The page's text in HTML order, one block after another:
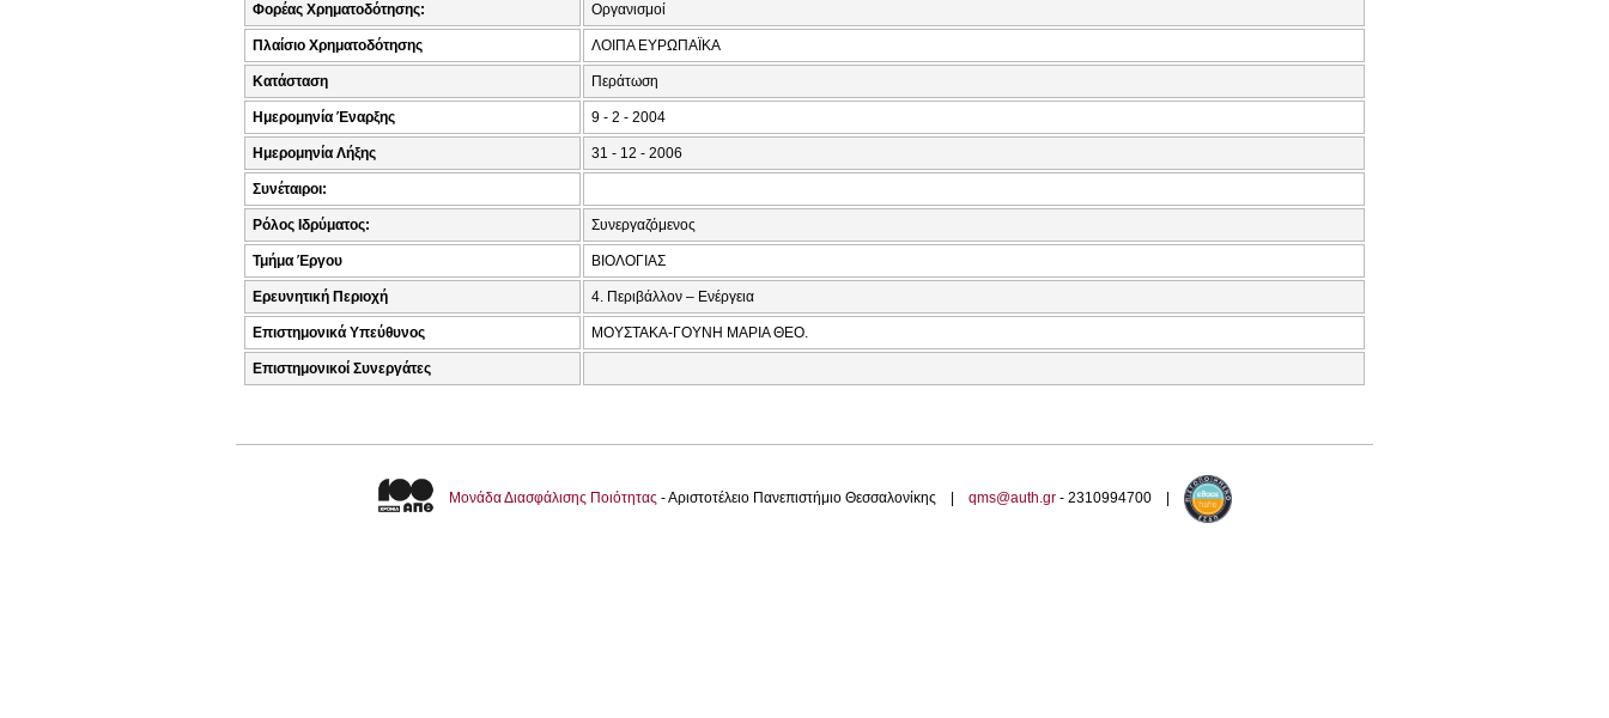
Φορέας Χρηματοδότησης: Οργανισμοί
Πλαίσιο Χρηματοδότησης ΛΟΙΠΑ ΕΥΡΩΠΑΪΚΑ
Κατάσταση Περάτωση
Ημερομηνία Έναρξης 9 - 2 - 2004
Ημερομηνία Λήξης 31 - 12 - 2006
Συνέταιροι:
Ρόλος Ιδρύματος: Συνεργαζόμενος
Τμήμα Έργου ΒΙΟΛΟΓΙΑΣ
Ερευνητική Περιοχή 4. Περιβάλλον – Ενέργεια
Επιστημονικά Υπεύθυνος ΜΟΥΣΤΑΚΑ-ΓΟΥΝΗ ΜΑΡΙΑ ΘΕΟ.
Επιστημονικοί Συνεργάτες
Μονάδα Διασφάλισης Ποιότητας - Αριστοτέλειο Πανεπιστήμιο Θεσσαλονίκης | qms@auth.gr - 2310994700 |